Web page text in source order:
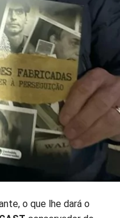
o que lhe dará o